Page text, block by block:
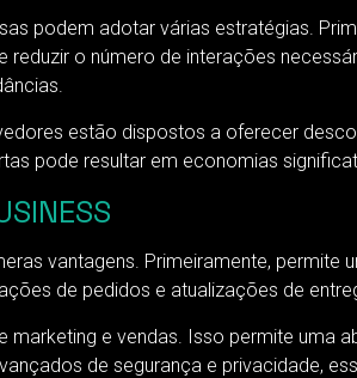
podem adotar várias estratégias.
o número de interações
estão dispostos a oferecer
pode resultar em economias
vantagens. Primeiramente,
de pedidos e atualizações de
marketing e vendas. Isso permite uma
de segurança e privacidade,